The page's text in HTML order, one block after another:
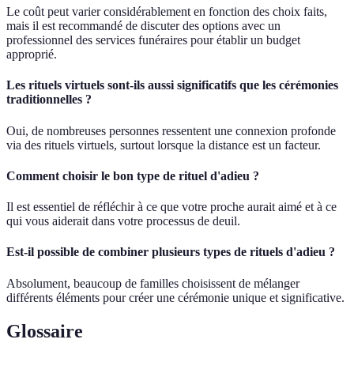
Le coût peut varier considérablement en fonction des choix faits,
mais il est recommandé de discuter des options avec un
professionnel des services funéraires pour établir un budget
approprié.
Les rituels virtuels sont-ils aussi significatifs que les cérémonies
traditionnelles ?
Oui, de nombreuses personnes ressentent une connexion profonde
via des rituels virtuels, surtout lorsque la distance est un facteur.
Comment choisir le bon type de rituel d'adieu ?
Il est essentiel de réfléchir à ce que votre proche aurait aimé et à ce
qui vous aiderait dans votre processus de deuil.
Est-il possible de combiner plusieurs types de rituels d'adieu ?
Absolument, beaucoup de familles choisissent de mélanger
différents éléments pour créer une cérémonie unique et significative.
Glossaire